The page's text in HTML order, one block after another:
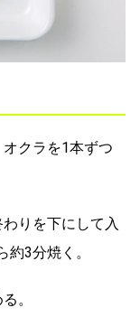
クラを1本ずつ
りを下にして入
3分焼く。
。